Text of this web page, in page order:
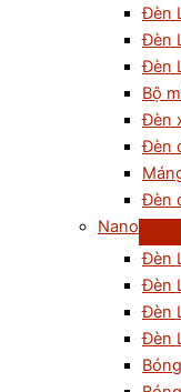
Đèn
Đèn
Đèn
Bộ
Đèn
Đèn
Đèn
Nano
Đèn
Đèn
Đèn
Đèn